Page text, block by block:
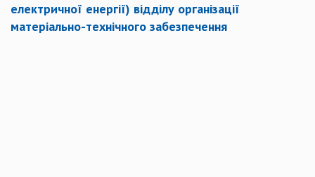
електричної енергії) відділу організації
матеріально-технічного забезпечення